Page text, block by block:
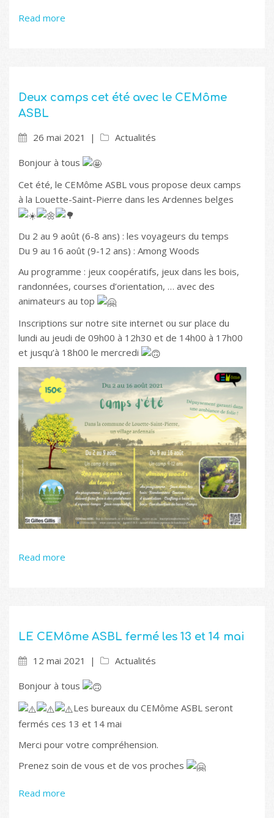
Read more
Deux camps cet été avec le CEMôme
ASBL
26 mai 2021
Actualités
Bonjour à tous
Cet été, le CEMôme ASBL vous propose deux camps
à la Louette-Saint-Pierre dans les Ardennes belges
Du 2 au 9 août (6-8 ans) : les voyageurs du temps
Du 9 au 16 août (9-12 ans) : Among Woods
Au programme : jeux coopératifs, jeux dans les bois,
randonnées, courses d’orientation, … avec des
animateurs au top
Inscriptions sur notre site internet ou sur place du
lundi au jeudi de 09h00 à 12h30 et de 14h00 à 17h00
et jusqu’à 18h00 le mercredi
Read more
LE CEMôme ASBL fermé les 13 et 14 mai
12 mai 2021
Actualités
Bonjour à tous
Les bureaux du CEMôme ASBL seront
fermés ces 13 et 14 mai
Merci pour votre compréhension.
Prenez soin de vous et de vos proches
Read more